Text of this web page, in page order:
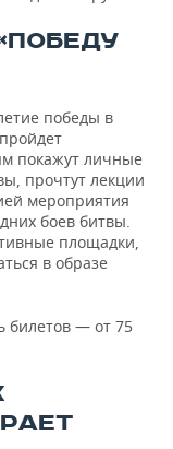
победы в
покажут личные
прочтут лекции
мероприятия
боев битвы.
площадки,
в образе
билетов — от 75